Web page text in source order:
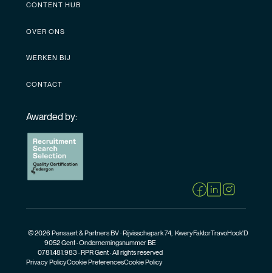
CONTENT HUB
OVER ONS
WERKEN BIJ
CONTACT
Awarded by:
© 2026 Pensaert & Partners BV · Rijvisschepark 74,
9052 Gent · Ondernemingsnummer BE
0781.481.983 · RPR Gent · All rights reserved
KweryFaktorTravoHook'D
Privacy PolicyCookie PreferencesCookie Policy